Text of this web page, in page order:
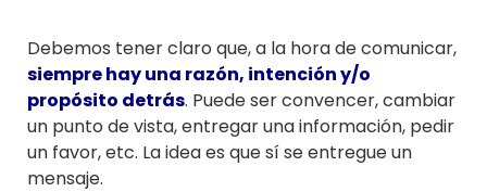
Debemos tener claro que, a la hora de comunicar,
siempre hay una razón, intención y/o
propósito detrás. Puede ser convencer, cambiar
un punto de vista, entregar una información, pedir
un favor, etc. La idea es que sí se entregue un
mensaje.